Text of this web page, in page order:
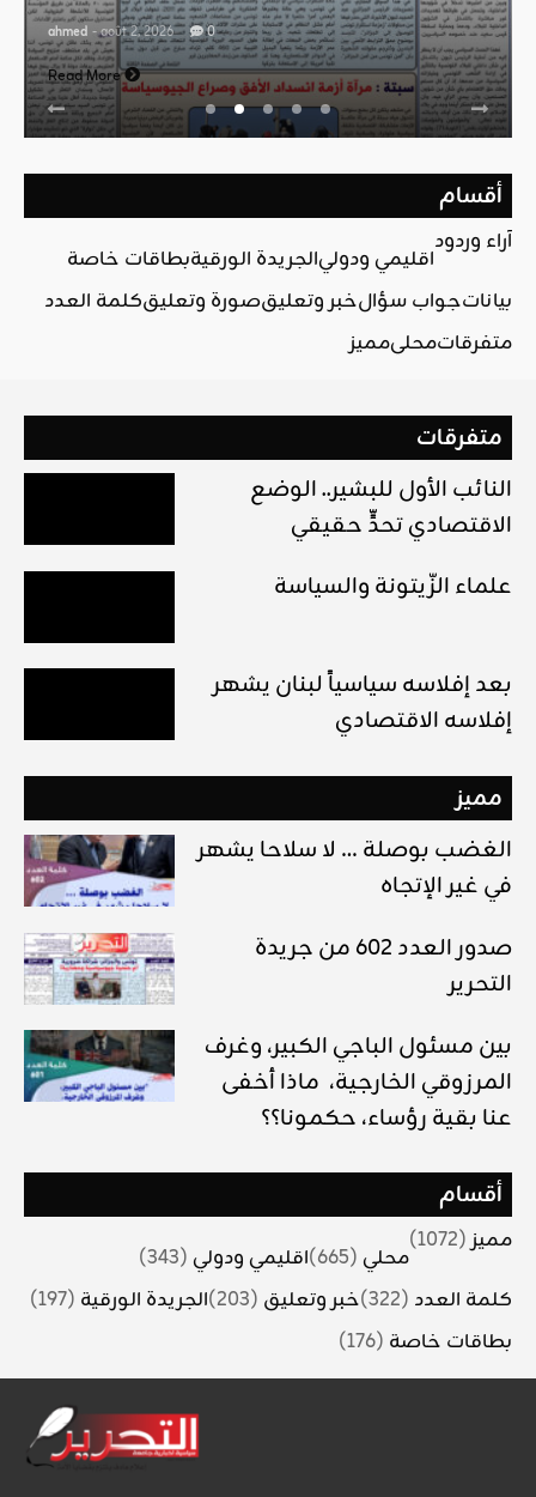
ahmed - août 2, 2026 0
Read More
أقسام
آراء وردود
اقليمي ودوليالجريدة الورقيةبطاقات خاصة
بياناتجواب سؤالخبر وتعليقصورة وتعليقكلمة العدد
متفرقاتمحليمميز
متفرقات
النائب الأول للبشير.. الوضع
الاقتصادي تحدٍّ حقيقي
علماء الزّيتونة والسياسة
بعد إفلاسه سياسياً لبنان يشهر
إفلاسه الاقتصادي
مميز
الغضب بوصلة … لا سلاحا يشهر
في غير الإتجاه
صدور العدد 602 من جريدة
التحرير
بين مسئول الباجي الكبير، وغرف
المرزوقي الخارجية، ماذا أخفى
عنا بقية رؤساء، حكمونا؟؟
أقسام
مميز(1072)
محلي (665) اقليمي ودولي (343)
كلمة العدد (322) خبر وتعليق (203) الجريدة الورقية (197)
بطاقات خاصة (176)